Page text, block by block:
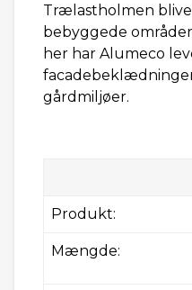
Trælastholmen
bebyggede
her har Alumeco
gårdmiljøer.
Produkt:
Mængde: